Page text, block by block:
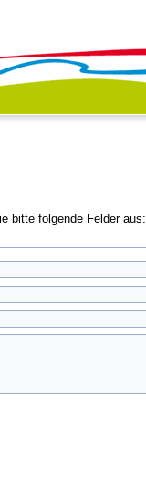
bitte folgende Felder aus: